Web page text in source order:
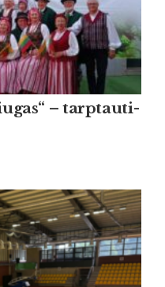
– tarp­tau­ti­